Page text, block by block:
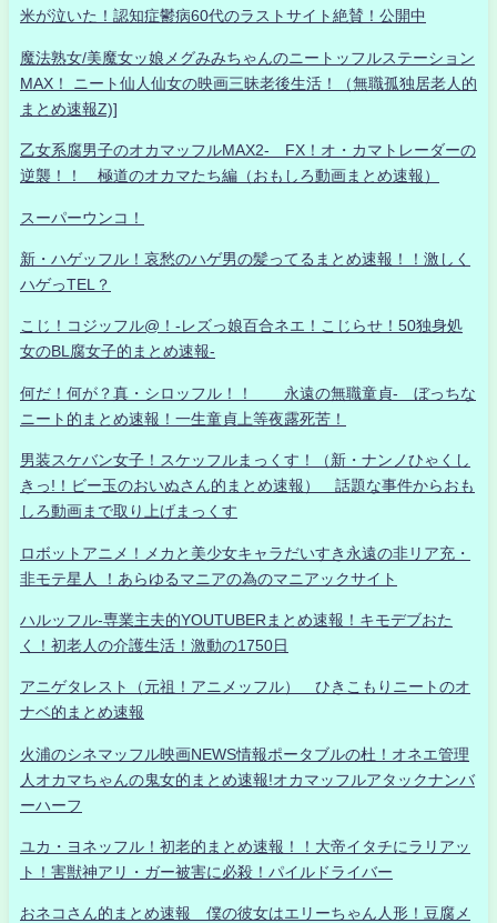
米が泣いた！認知症鬱病60代のラストサイト絶賛！公開中
魔法熟女/美魔女ッ娘メグみみちゃんのニートッフルステーション
MAX！ ニート仙人仙女の映画三昧老後生活！（無職孤独居老人的
まとめ速報Z)]
乙女系腐男子のオカマッフルMAX2- FX！オ・カマトレーダーの
逆襲！！ 極道のオカマたち編（おもしろ動画まとめ速報）
スーパーウンコ！
新・ハゲッフル！哀愁のハゲ男の髪ってるまとめ速報！！激しく
ハゲっTEL？
こじ！コジッフル@！-レズっ娘百合ネエ！こじらせ！50独身処
女のBL腐女子的まとめ速報-
何だ！何が？真・シロッフル！！ 永遠の無職童貞- ぼっちな
ニート的まとめ速報！一生童貞上等夜露死苦！
男装スケバン女子！スケッフルまっくす！（新・ナンノひゃくし
きっ!！ビー玉のおいぬさん的まとめ速報） 話題な事件からおも
しろ動画まで取り上げまっくす
ロボットアニメ！メカと美少女キャラだいすき永遠の非リア充・
非モテ星人 ！あらゆるマニアの為のマニアックサイト
ハルッフル-専業主夫的YOUTUBERまとめ速報！キモデブおた
く！初老人の介護生活！激動の1750日
アニゲタレスト（元祖！アニメッフル） ひきこもりニートのオ
ナベ的まとめ速報
火浦のシネマッフル映画NEWS情報ポータブルの杜！オネエ管理
人オカマちゃんの鬼女的まとめ速報!オカマッフルアタックナンバ
ーハーフ
ユカ・ヨネッフル！初老的まとめ速報！！大帝イタチにラリアッ
ト！害獣神アリ・ガー被害に必殺！パイルドライバー
おネコさん的まとめ速報 僕の彼女はエリーちゃん人形！豆腐メ